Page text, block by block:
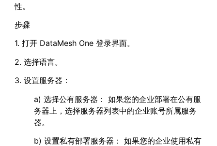
性。
步骤
1. 打开 DataMesh One 登录界面。
2. 选择语言。
3. 设置服务器：
a) 选择公有服务器： 如果您的企业部署在公有服
务器上，选择服务器列表中的企业账号所属服务
器。
b) 设置私有部署服务器： 如果您的企业使用私有